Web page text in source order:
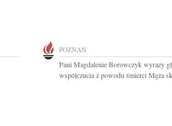
POZNAŃ
Pani Magdalenie Borowczyk wyrazy
współczucia z powodu śmierci Męża